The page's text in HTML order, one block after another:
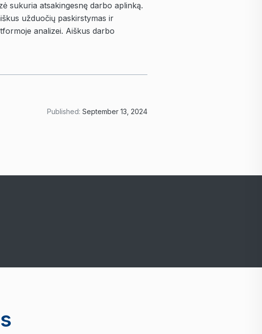
sukuria atsakingesnę darbo aplinką.
užduočių paskirstymas ir
analizei. Aiškus darbo
Published: September 13, 2024